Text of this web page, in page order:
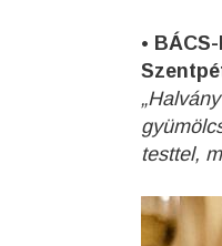
•
testtel,